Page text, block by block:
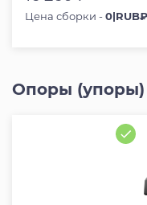
Цена сборки -0|RUB₽
Опоры (упоры)